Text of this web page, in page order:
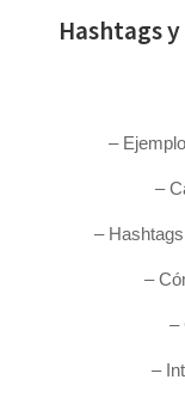
Hashtags
–
–
–
–
–
–